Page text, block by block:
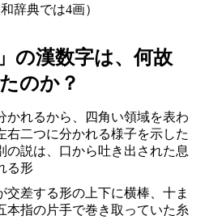
辞典では4画）
の漢数字は、何故
のか？
かれるから、四角い領域を表わ
右二つに分かれる様子を示した
の説は、口から吐き出された息
る形
交差する形の上下に横棒、十ま
指の片手で巻き取っていた糸